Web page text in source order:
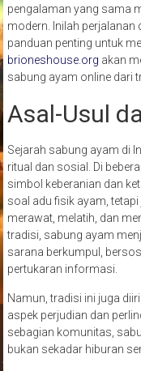
pengalaman yang sama
modern. Inilah perjalanan
panduan penting untuk
brioneshouse.org akan
sabung ayam online dari
Asal-Usul
Sejarah sabung ayam di
ritual dan sosial. Di
simbol keberanian dan
soal adu fisik ayam,
merawat, melatih, dan
tradisi, sabung ayam
sarana berkumpul,
pertukaran informasi.
Namun, tradisi ini juga
aspek perjudian dan
sebagian komunitas,
bukan sekadar hiburan